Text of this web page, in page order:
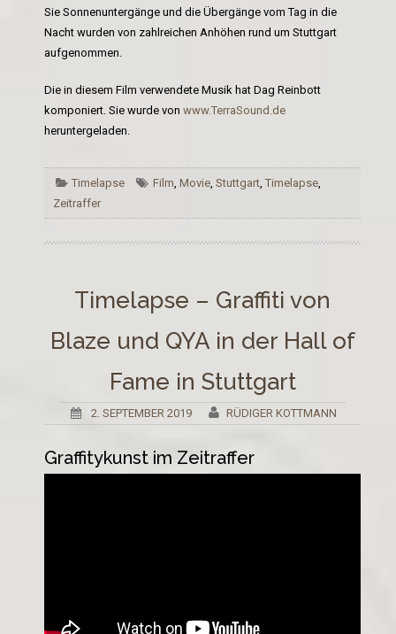
Sie Sonnenuntergänge und die Übergänge vom Tag in die
Nacht wurden von zahlreichen Anhöhen rund um Stuttgart
aufgenommen.
Die in diesem Film verwendete Musik hat Dag Reinbott
komponiert. Sie wurde von www.TerraSound.de
heruntergeladen.
Timelapse Film Movie, Stuttgart, Timelapse,
Zeitraffer
Timelapse – Graffiti von
Blaze und QYA in der Hall of
Fame in Stuttgart
2. SEPTEMBER 2019 RÜDIGER KOTTMANN
Graffitykunst im Zeitraffer